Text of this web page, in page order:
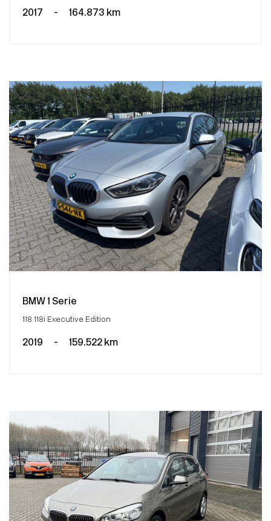
2017 - 164.873 km
BMW 1 Serie
118 118i Executive Edition
2019 - 159.522 km